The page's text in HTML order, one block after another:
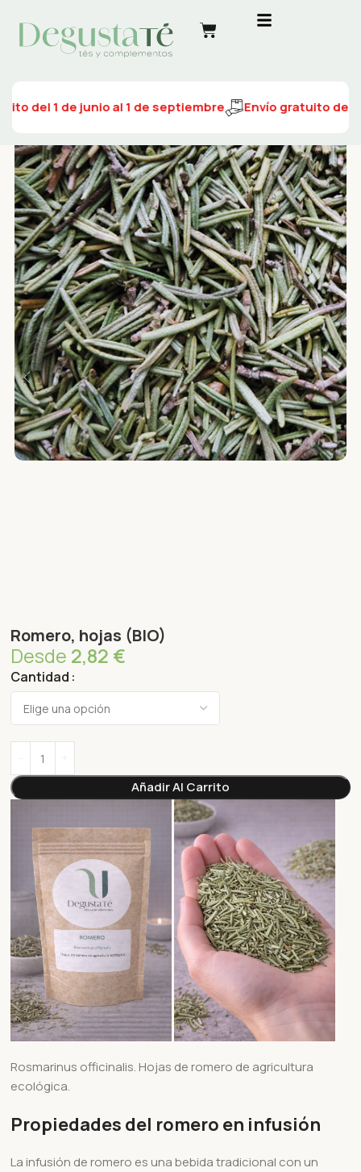
del 1 de junio al 1 de septiembre Envío gratuito del 1
Romero, hojas (BIO)
Desde 2,82 €
Cantidad
Añadir Al Carrito
Rosmarinus officinalis. Hojas de romero de agricultura
ecológica.
Propiedades del romero en infusión
La infusión de romero es una bebida tradicional con un